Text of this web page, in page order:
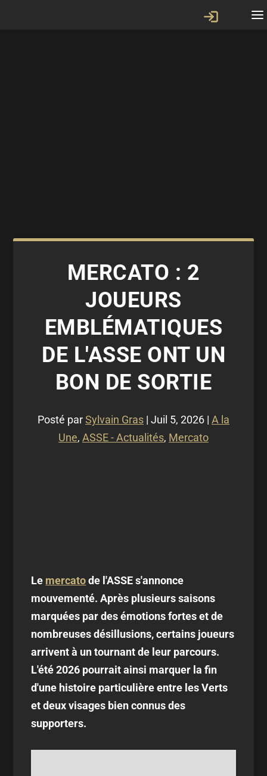
MERCATO : 2
JOUEURS
EMBLÉMATIQUES
DE L'ASSE ONT UN
BON DE SORTIE
Posté parSylvain Gras | Juil 5, 2026 | A la
Une, ASSE - Actualités, Mercato
Le mercatode l'ASSE s'annonce
mouvementé. Après plusieurs saisons
marquées par des émotions fortes et de
nombreuses désillusions, certains joueurs
arrivent à un tournant de leur parcours.
L'été 2026 pourrait ainsi marquer la fin
d'une histoire particulière entre les Verts
et deux visages bien connus des
supporters.